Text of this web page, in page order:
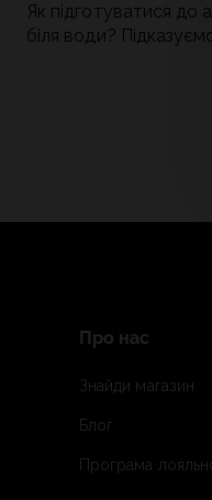
Як підготуватися до
біля води?
Про нас
Знайди магазин
Блог
Програма